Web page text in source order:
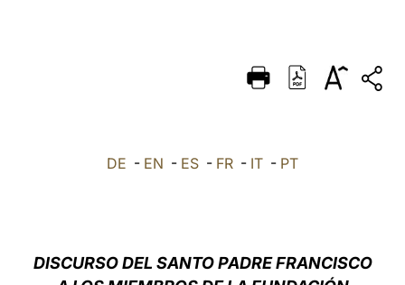
DEUTSCH
العربيّة DE - EN - ES - FR - IT - PT
DISCURSO DEL SANTO PADRE FRANCISCO